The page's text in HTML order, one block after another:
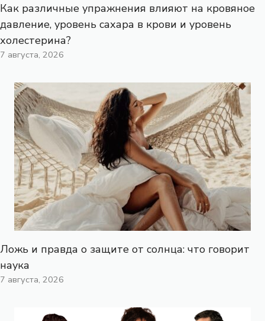
Как различные упражнения влияют на кровяное
давление, уровень сахара в крови и уровень
холестерина?
7 августа, 2026
Ложь и правда о защите от солнца: что говорит
наука
7 августа, 2026